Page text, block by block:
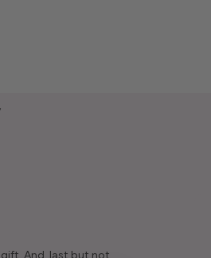
And, last but not